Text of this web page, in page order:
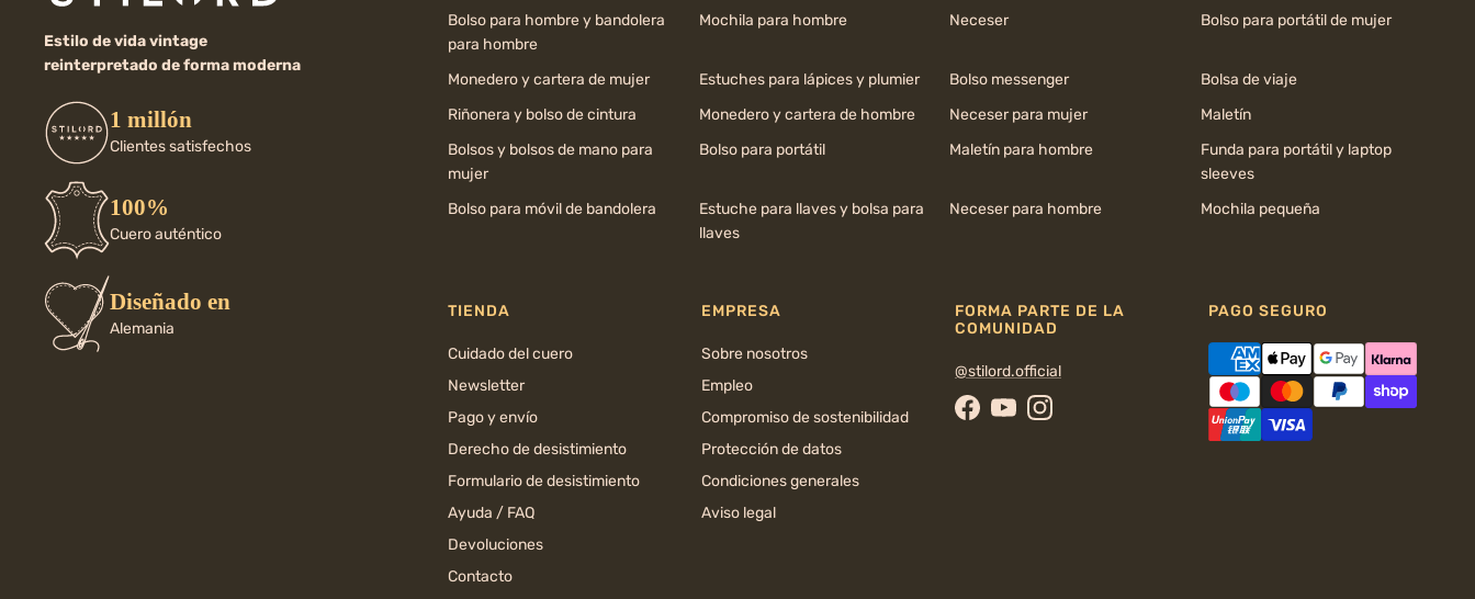
Estilo de vida vintage
reinterpretado de forma moderna
1 millón
Clientes satisfechos
100%
Cuero auténtico
Diseñado en
Alemania
Bolso para hombre y bandolera
para hombre
Mochila para hombre Neceser Bolso para portátil de mujer
Monedero y cartera de mujer Estuches para lápices y plumier Bolso messenger
Bolsa de viaje
Riñonera y bolso de cintura
Monedero y cartera de hombre Neceser para mujer
Maletín
Bolsos y bolsos de mano para
mujer
Bolso para portátil Maletín para hombre
Funda para portátil y laptop
sleeves
Bolso para móvil de bandolera
Estuche para llaves y bolsa para
llaves
Neceser para hombre Mochila pequeña
TIENDA
Cuidado del cuero
Newsletter
Pago y envío
Derecho de desistimiento
Formulario de desistimiento
Ayuda / FAQ
Devoluciones
Contacto
EMPRESA
Sobre nosotros
Empleo
Compromiso de sostenibilidad
Protección de datos
Condiciones generales
Aviso legal
FORMA PARTE DE LA
COMUNIDAD
@stilord.official
Facebook
YouTubeInstagram
PAGO SEGURO